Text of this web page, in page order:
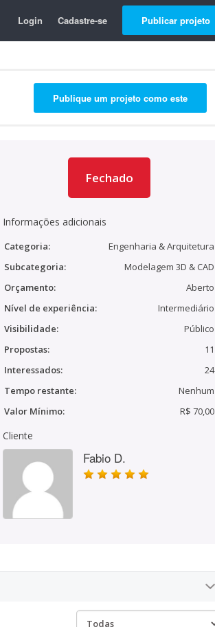
Login Cadastre-se Publicar projeto
Publique um projeto como este
Fechado
Informações adicionais
Categoria:
Engenharia & Arquitetura
Subcategoria:
Modelagem 3D & CAD
Orçamento:
Aberto
Nível de experiência:
Intermediário
Visibilidade:
Público
Propostas:
11
Interessados:
24
Tempo restante:
Nenhum
Valor Mínimo:
R$ 70,00
Cliente
Fabio D.